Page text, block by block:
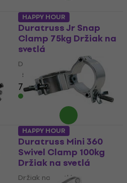
Duratruss Jr Snap
Clamp 75kg Držiak na
svetlá
Držiak na svetlá
5
7,90 €
Na sklade
HAPPY HOUR
Duratruss Mini 360
Swivel Clamp 100kg
Držiak na svetlá
Držiak na svetlá
HAPPY HOUR